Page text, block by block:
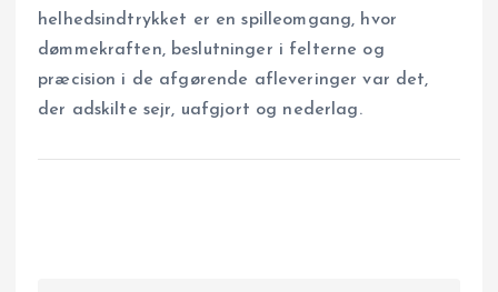
helhedsindtrykket er en spilleomgang, hvor
dømmekraften, beslutninger i felterne og
præcision i de afgørende afleveringer var det,
der adskilte sejr, uafgjort og nederlag.